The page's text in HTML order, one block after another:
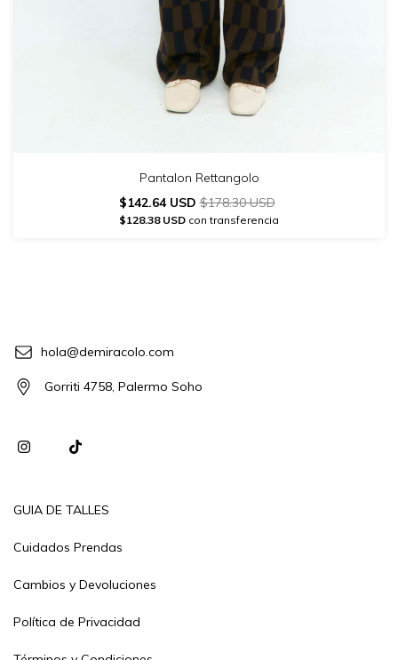
Pantalon Rettangolo
$142.64 USD$178.30 USD
$128.38 USD con transferencia
hola@demiracolo.com
Gorriti 4758, Palermo Soho
GUIA DE TALLES
Cuidados Prendas
Cambios y Devoluciones
Política de Privacidad